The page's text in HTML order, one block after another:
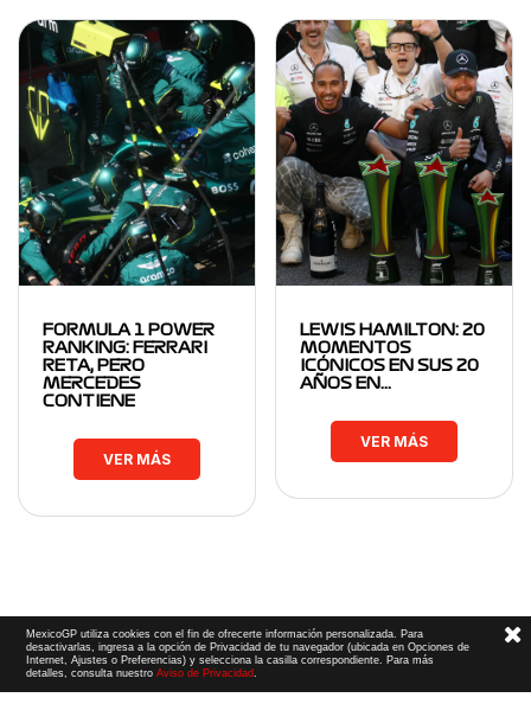
FORMULA 1 POWER
RANKING: FERRARI
RETA, PERO
MERCEDES
CONTIENE
VER MÁS
LEWIS HAMILTON: 20
MOMENTOS
ICÓNICOS EN SUS 20
AÑOS EN…
VER MÁS
MexicoGP utiliza cookies con el fin de ofrecerte información personalizada. Para
desactivarlas, ingresa a la opción de Privacidad de tu navegador (ubicada en Opciones de
Internet, Ajustes o Preferencias) y selecciona la casilla correspondiente. Para más
detalles, consulta nuestroAviso de Privacidad.